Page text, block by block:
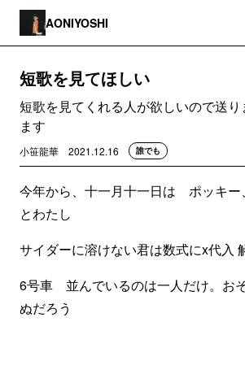
AONIYOSHI
短歌を見てほしい
短歌を見てくれる人が欲しいので送
ます
小笹龍華 2021.12.16 誰でも
今年から、十一月十一日は ポッキー
とわたし
サイダーに溶けない君は数式にx代入
6号車 並んでいるのは一人だけ。お
ぬだろう